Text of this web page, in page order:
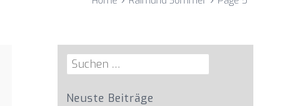
Suchen
Neuste Beiträge